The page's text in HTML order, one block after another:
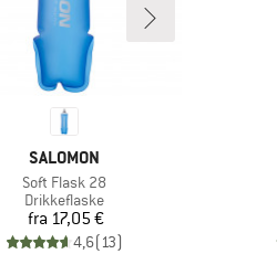
MÆRKE
SALOMON
Artikel
Soft Flask 28
Produktgruppe
Drikkeflaske
Pris
fra 17,05 €
4,6(13)